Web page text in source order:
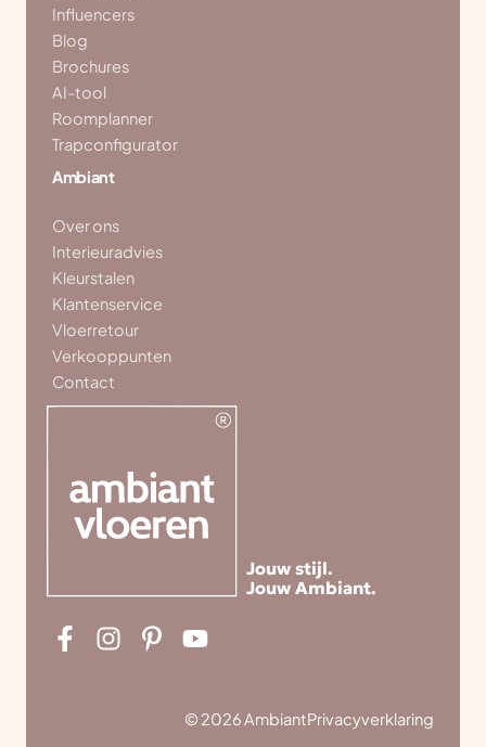
Influencers
Blog
Brochures
AI-tool
Roomplanner
Trapconfigurator
Ambiant
Over ons
Interieuradvies
Kleurstalen
Klantenservice
Vloerretour
Verkooppunten
Contact
Jouw stijl.
Jouw Ambiant.
© 2026 AmbiantPrivacyverklaring